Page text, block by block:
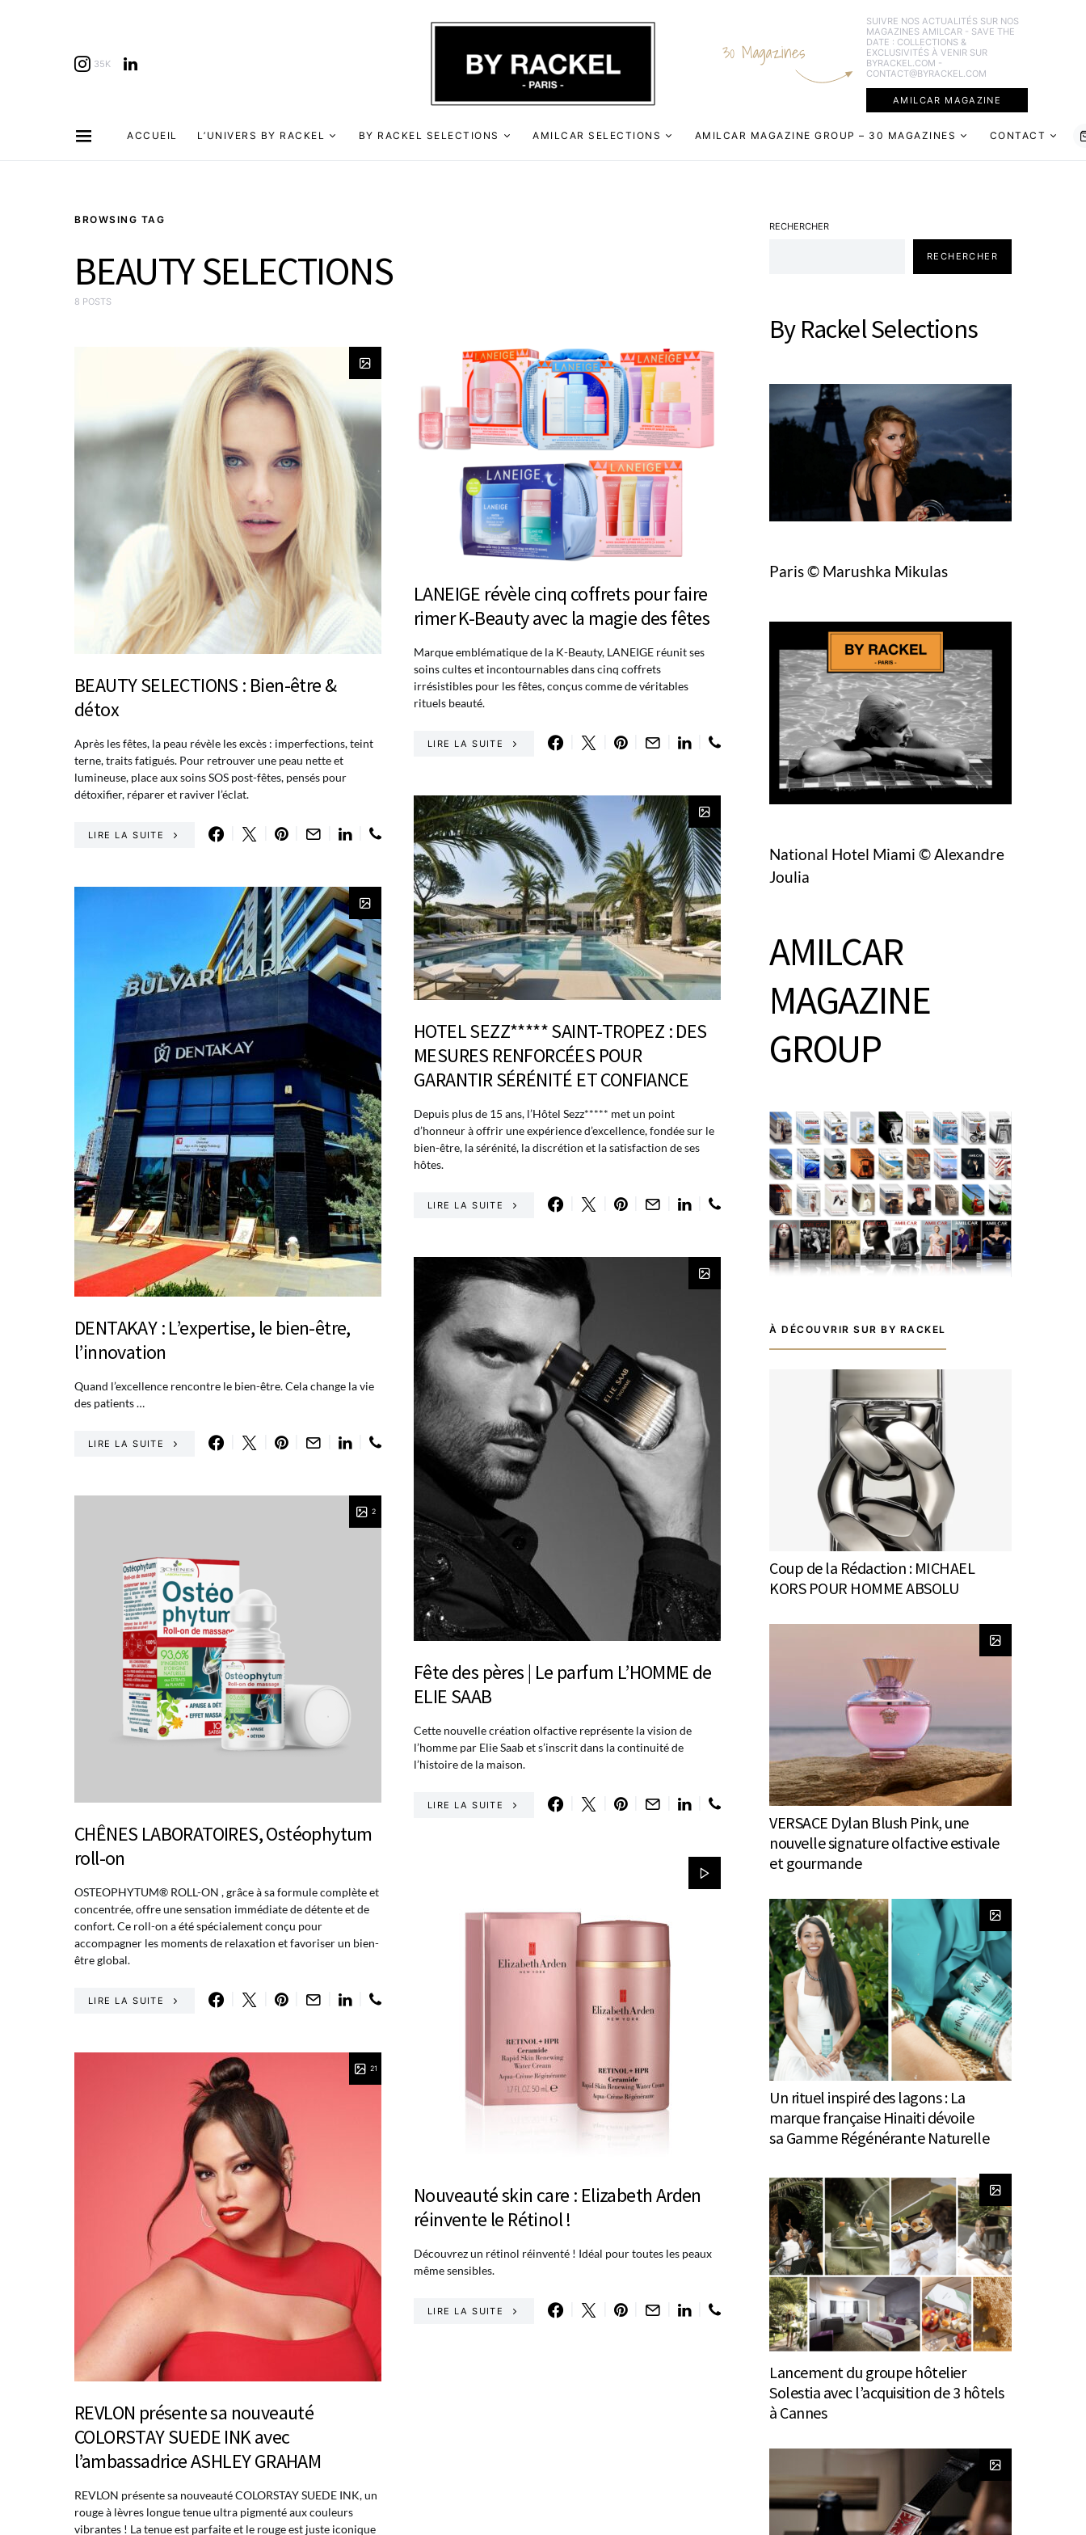
35K 30 Magazines
SUIVRE NOS ACTUALITÉS SUR NOS
MAGAZINES AMILCAR - SAVE THE
DATE : COLLECTIONS &
EXCLUSIVITÉS À VENIR SUR
BYRACKEL.COM -
CONTACT@BYRACKEL.COM
AMILCAR MAGAZINE
ACCUEIL L’UNIVERS BY RACKEL BY RACKEL SELECTIONS AMILCAR SELECTIONS AMILCAR MAGAZINE GROUP – 30 MAGAZINES CONTACT
BROWSING TAG
BEAUTY SELECTIONS
8 POSTS
BEAUTY SELECTIONS : Bien-être &
détox
Après les fêtes, la peau révèle les excès : imperfections, teint
terne, traits fatigués. Pour retrouver une peau nette et
lumineuse, place aux soins SOS post-fêtes, pensés pour
détoxifier, réparer et raviver l’éclat.
LIRE LA SUITE
DENTAKAY : L’expertise, le bien-être,
l’innovation
Quand l’excellence rencontre le bien-être. Cela change la vie
des patients …
LIRE LA SUITE
2
CHÊNES LABORATOIRES, Ostéophytum
roll-on
OSTEOPHYTUM® ROLL-ON , grâce à sa formule complète et
concentrée, offre une sensation immédiate de détente et de
confort. Ce roll-on a été spécialement conçu pour
accompagner les moments de relaxation et favoriser un bien-
être global.
LIRE LA SUITE
21
REVLON présente sa nouveauté
COLORSTAY SUEDE INK avec
l’ambassadrice ASHLEY GRAHAM
REVLON présente sa nouveauté COLORSTAY SUEDE INK, un
rouge à lèvres longue tenue ultra pigmenté aux couleurs
vibrantes ! La tenue est parfaite et le rouge est juste iconique
LANEIGE révèle cinq coffrets pour faire
rimer K-Beauty avec la magie des fêtes
Marque emblématique de la K-Beauty, LANEIGE réunit ses
soins cultes et incontournables dans cinq coffrets
irrésistibles pour les fêtes, conçus comme de véritables
rituels beauté.
LIRE LA SUITE
HOTEL SEZZ***** SAINT-TROPEZ : DES
MESURES RENFORCÉES POUR
GARANTIR SÉRÉNITÉ ET CONFIANCE
Depuis plus de 15 ans, l’Hôtel Sezz***** met un point
d’honneur à offrir une expérience d’excellence, fondée sur le
bien-être, la sérénité, la discrétion et la satisfaction de ses
hôtes.
LIRE LA SUITE
Fête des pères | Le parfum L’HOMME de
ELIE SAAB
Cette nouvelle création olfactive représente la vision de
l’homme par Elie Saab et s’inscrit dans la continuité de
l’histoire de la maison.
LIRE LA SUITE
Nouveauté skin care : Elizabeth Arden
réinvente le Rétinol !
Découvrez un rétinol réinventé ! Idéal pour toutes les peaux
même sensibles.
LIRE LA SUITE
RECHERCHER
RECHERCHER
By Rackel Selections
Paris © Marushka Mikulas
National Hotel Miami © Alexandre
Joulia
AMILCAR
MAGAZINE
GROUP
À DÉCOUVRIR SUR BY RACKEL
Coup de la Rédaction : MICHAEL
KORS POUR HOMME ABSOLU
VERSACE Dylan Blush Pink, une
nouvelle signature olfactive estivale
et gourmande
Un rituel inspiré des lagons : La
marque française Hinaiti dévoile
sa Gamme Régénérante Naturelle
Lancement du groupe hôtelier
Solestia avec l’acquisition de 3 hôtels
à Cannes